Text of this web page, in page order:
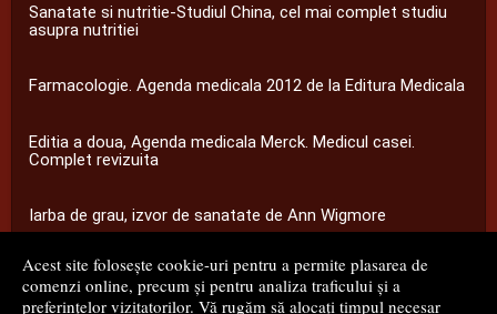
Acest site folosește cookie-uri pentru a permite plasarea de
comenzi online, precum și pentru analiza traficului și a
preferințelor vizitatorilor. Vă rugăm să alocați timpul necesar
Sanatate si nutritie-Studiul China, cel mai complet studiu
asupra nutritiei
Farmacologie. Agenda medicala 2012 de la Editura Medicala
Editia a doua, Agenda medicala Merck. Medicul casei.
Complet revizuita
Iarba de grau, izvor de sanatate de Ann Wigmore
...toate știrile